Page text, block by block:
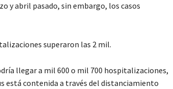
y abril pasado, sin embargo, los casos
superaron las 2 mil.
llegar a mil 600 o mil 700 hospitalizaciones,
está contenida a través del distanciamiento